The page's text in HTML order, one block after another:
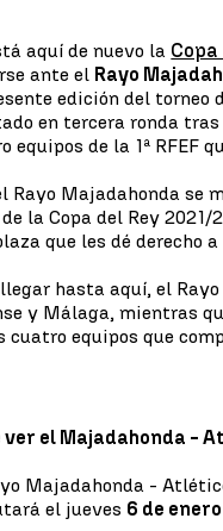
aquí de nuevo la Copa
ante el Rayo
edición del torneo
en tercera ronda
equipos de la 1ª RFEF
Rayo Majadahonda se
la Copa del Rey
que les dé derecho
hasta aquí, el
y Málaga, mientras
cuatro equipos que
el Majadahonda -
Majadahonda -
el jueves 6 de